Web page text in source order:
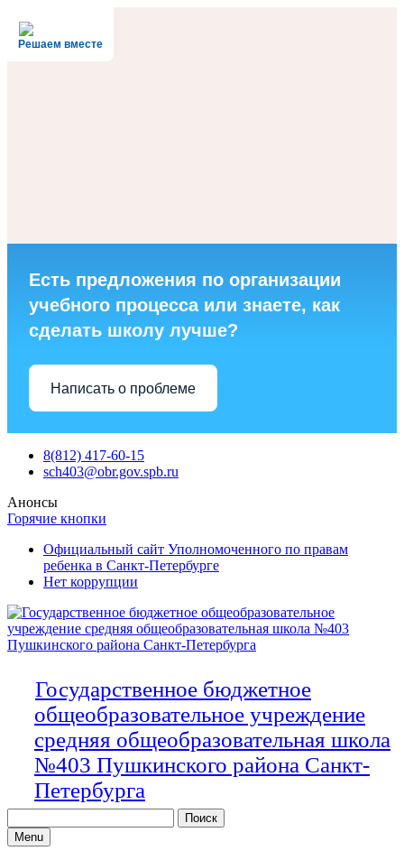
Решаем вместе
Есть предложения по организации
учебного процесса или знаете, как
сделать школу лучше?
Написать о проблеме
Skip
8(812) 417-60-15
sch403@obr.gov.spb.ru
Анонсы
Горячие кнопки
Официальный сайт Уполномоченного по правам
ребенка в Санкт-Петербурге
Нет коррупции
Государственное бюджетное
общеобразовательное учреждение
средняя общеобразовательная школа
№403 Пушкинского района Санкт-
Петербурга
for:Menu